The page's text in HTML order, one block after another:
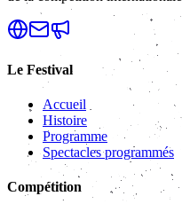
Le Festival
Accueil
Histoire
Programme
Spectacles programmés
Compétition